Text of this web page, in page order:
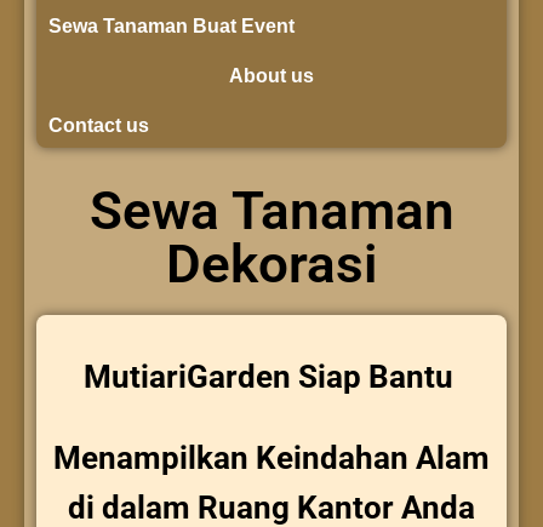
Sewa Tanaman Buat Event
About us
Contact us
Sewa Tanaman
Dekorasi
MutiariGarden Siap Bantu
Menampilkan Keindahan Alam
di dalam Ruang Kantor Anda